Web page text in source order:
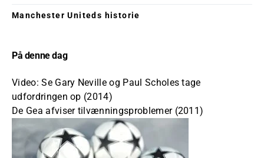
Manchester Uniteds historie
På denne dag
Video: Se Gary Neville og Paul Scholes tage
udfordringen op (2014)
De Gea afviser tilvænningsproblemer (2011)